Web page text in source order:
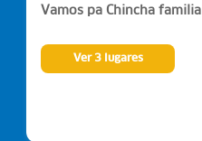
Vamos pa Chincha familia
Ver 3 lugares